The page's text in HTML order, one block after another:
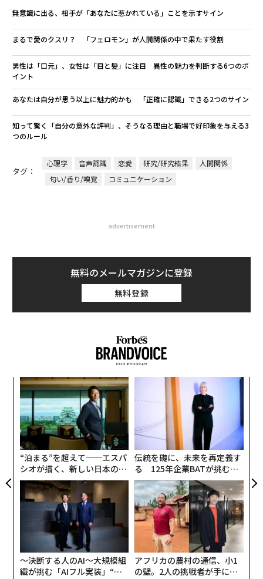
無意識に出る、相手が「あなたに惹かれている」ことを示すサイン
まるで愛のクスリ？ 「フェロモン」が人間関係の中で果たす役割
男性は「口元」、女性は「目と髪」に注目 異性の魅力を判断する6つのポ
イント
あなたは自分が思う以上に魅力的かも 「正確に認識」できる2つのサイン
知って驚く「自分の意外な評判」、そうなる理由と職場で好印象を与える3
つのルール
タグ：
心理学 音声認識 恋愛 研究/研究結果
人間関係
匂い/香り/嗅覚
コミュニケーション
advertisement
無料のメールマガジンに登録
無料登録
“泊まる”を超えて──エスパ
シオが描く、新しい日本のラ
グジュアリー（前編）
伝統を礎に、未来を再定義す
る 125年企業BATが挑むス
モークレスな未来
〜決断する人のAI〜大規模組
織が挑む「AIフル実装」“使
アフリカの農村の通信、小1
の壁。2人の挑戦者が手にし